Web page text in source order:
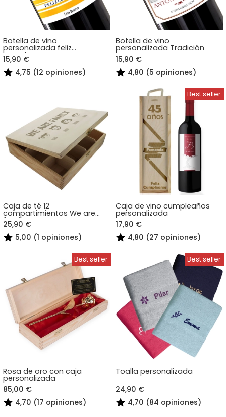
Botella de vino
personalizada feliz
cumpleaños
15,90 €
4,75 (12 opiniones)
Botella de vino
personalizada Tradición
15,90 €
4,80 (5 opiniones)
Caja de té 12
compartimientos We are
family
25,90 €
5,00 (1 opiniones)
Caja de vino cumpleaños
personalizada
17,90 €
4,80 (27 opiniones)
Rosa de oro con caja
personalizada
85,00 €
4,70 (17 opiniones)
Toalla personalizada
24,90 €
4,70 (84 opiniones)